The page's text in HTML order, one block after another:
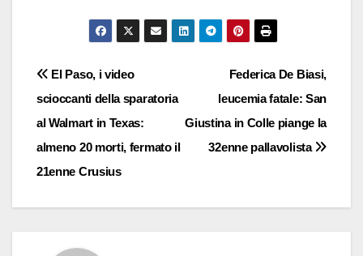
Navigazione
articoli
Federica De Biasi,
leucemia fatale: San
Giustina in Colle piange la
32enne pallavolista
El Paso, i video
scioccanti della sparatoria
al Walmart in Texas:
almeno 20 morti, fermato il
21enne Crusius